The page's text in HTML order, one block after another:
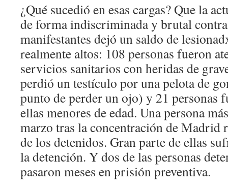
¿Qué sucedió en esas cargas? Que la
de forma indiscriminada y brutal
manifestantes dejó un saldo de
realmente altos: 108 personas fueron
servicios sanitarios con heridas de
perdió un testículo por una pelota de
punto de perder un ojo) y 21 personas
ellas menores de edad. Una persona
marzo tras la concentración de Madrid
de los detenidos. Gran parte de ellas
la detención. Y dos de las personas
pasaron meses en prisión preventiva.